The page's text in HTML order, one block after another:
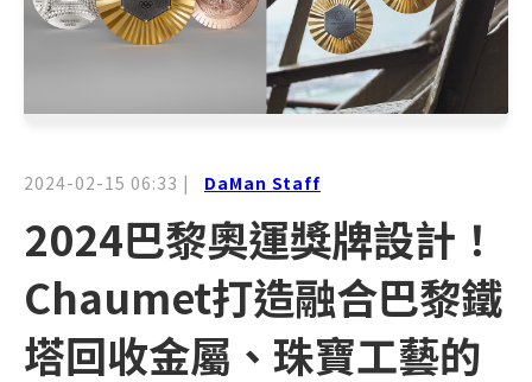
2024-02-15 06:33 | DaMan Staff
2024巴黎奧運獎牌設計！
Chaumet打造融合巴黎鐵
塔回收金屬、珠寶工藝的